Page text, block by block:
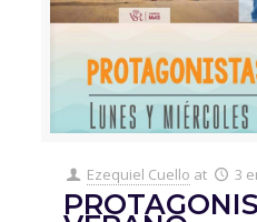
Ezequiel Cuello at 3